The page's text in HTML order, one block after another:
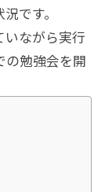
です。
いながら実行
の勉強会を開